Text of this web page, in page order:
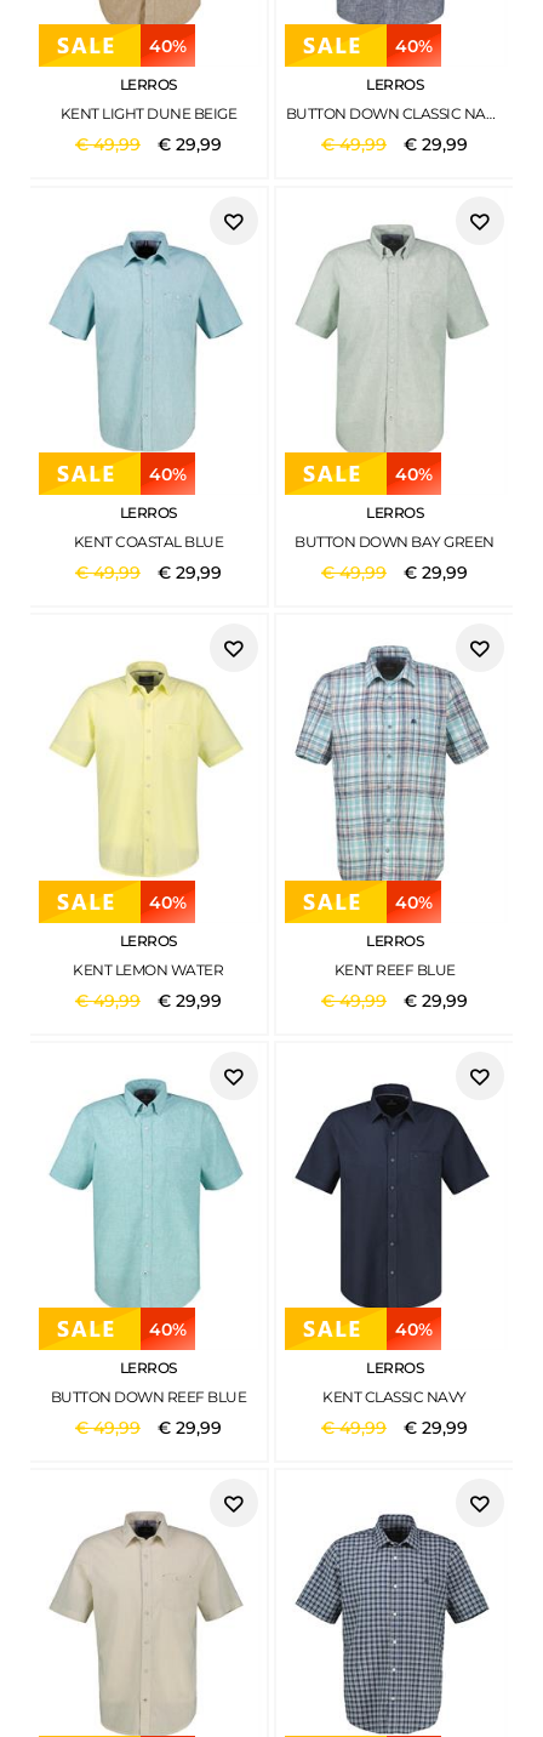
40%
LERROS
KENT LIGHT DUNE BEIGE
€49,99 € 29,99
40%
LERROS
BUTTON DOWN CLASSIC NAVY
€49,99 €29,99
40%
LERROS
KENT COASTAL BLUE
€49,99 € 29,99
40%
LERROS
BUTTON DOWN BAY GREEN
€49,99 €29,99
40%
LERROS
KENT LEMON WATER
€49,99 € 29,99
40%
LERROS
KENT REEF BLUE
€49,99 €29,99
40%
LERROS
BUTTON DOWN REEF BLUE
€49,99 € 29,99
40%
LERROS
KENT CLASSIC NAVY
€49,99 €29,99